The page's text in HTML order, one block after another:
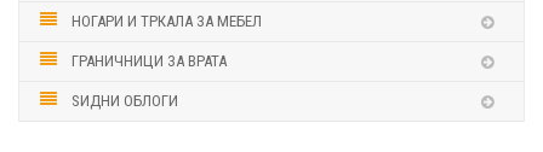
НОГАРИ И ТРКАЛА ЗА МЕБЕЛ
ГРАНИЧНИЦИ ЗА ВРАТА
ЅИДНИ ОБЛОГИ